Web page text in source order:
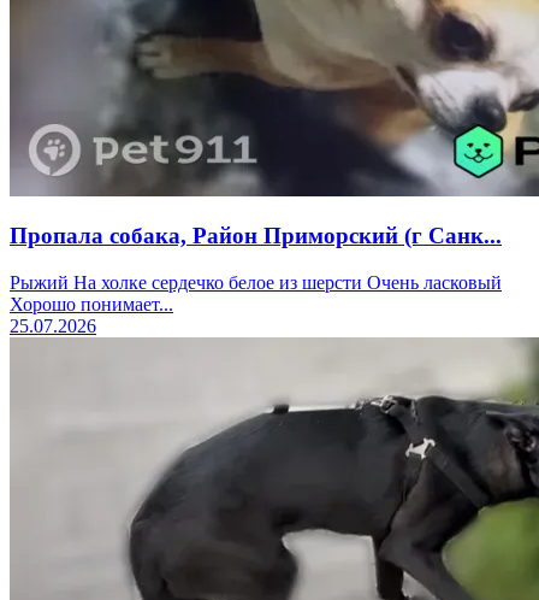
Пропала собака, Район Приморский (г Санк...
Рыжий На холке сердечко белое из шерсти Очень ласковый
Хорошо понимает...
25.07.2026